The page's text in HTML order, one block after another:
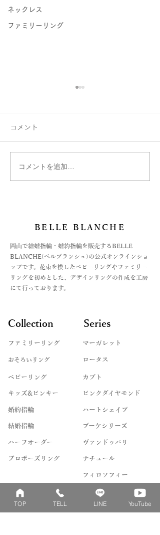
ネックレス
ファミリーリング
お守りにハートの指輪
コメント
コメントを追加…
BELLE BLANCHE
​岡山で結婚指輪・婚約指輪を販売するBELLE
BLANCHE(ベルブランシュ)の公式オンラインショ
ップです。花束を模したベビーリングやファミリー
リングを初めとした、デザインリングの作成を工房
にて行っております。
Collection Series
ファミリーリング マーガレット
​おそろいリング ロータス
ベビーリング カブト
キッズ&ピンキー ピンクダイヤモンド
婚約指輪 ハートシェイプ
結婚指輪 ブーケシリーズ
​ハーフオーダー ヴァンドゥパリ
プロポーズリング ​ナチュール
フィロソフィー
デザートオブライフ
TOP TELL LINE YouTube